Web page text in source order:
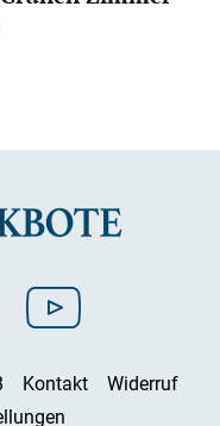
Kontakt
Widerruf